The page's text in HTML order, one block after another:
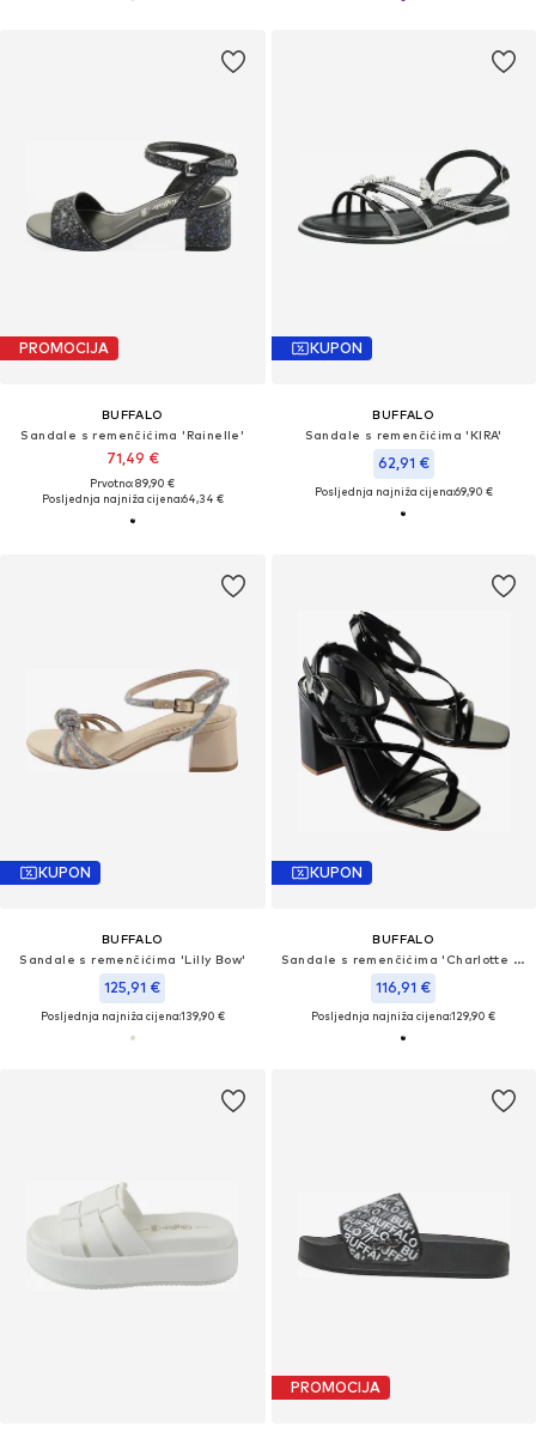
PROMOCIJA
BUFFALO
Sandale s remenčićima 'Rainelle'
71,49 €
Prvotno: 89,90 €
Posljednja najniža cijena:64,34 €
KUPON
BUFFALO
Sandale s remenčićima 'KIRA'
62,91 €
Posljednja najniža cijena:69,90 €
KUPON
BUFFALO
Sandale s remenčićima 'Lilly Bow'
125,91 €
Posljednja najniža cijena:139,90 €
KUPON
BUFFALO
Sandale s remenčićima 'Charlotte Mss'
116,91 €
Posljednja najniža cijena:129,90 €
PROMOCIJA